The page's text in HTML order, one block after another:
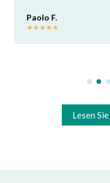
Paolo F.
★★★★★
Lesen